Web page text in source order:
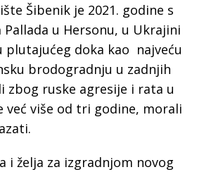
Šibenik je 2021. godine s
u Hersonu, u Ukrajini
plutajućeg doka kao najveću
brodogradnju u zadnjih
zbog ruske agresije i rata u
već više od tri godine, morali
i želja za izgradnjom novog